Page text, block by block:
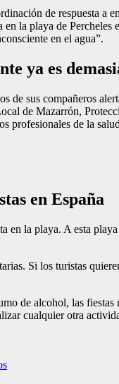
de respuesta a
la playa de
en el agua”.
ya es
de sus compañeros
de Mazarrón,
de la
en España
la playa. A esta
Si los turistas
de alcohol, las
cualquier otra